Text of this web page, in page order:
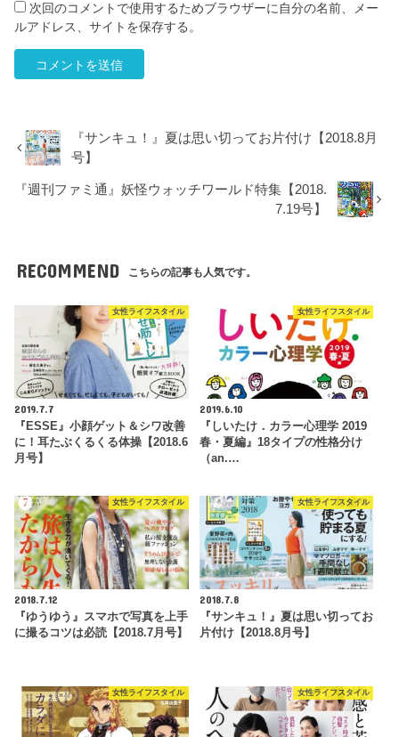
次回のコメントで使用するためブラウザーに自分の名前、メー
ルアドレス、サイトを保存する。
『サンキュ！』夏は思い切ってお片付け【2018.8月
号】
『週刊ファミ通』妖怪ウォッチワールド特集【2018.
7.19号】
RECOMMEND こちらの記事も人気です。
女性ライフスタイル
2019.7.7
『ESSE』小顔ゲット＆シワ改善
に！耳たぶくるくる体操【2018.6
月号】
女性ライフスタイル
2019.6.10
『しいたけ．カラー心理学 2019
春・夏編』18タイプの性格分け
（an.…
女性ライフスタイル
2018.7.12
『ゆうゆう』スマホで写真を上手
に撮るコツは必読【2018.7月号】
女性ライフスタイル
2018.7.8
『サンキュ！』夏は思い切ってお
片付け【2018.8月号】
女性ライフスタイル 女性ライフスタイル